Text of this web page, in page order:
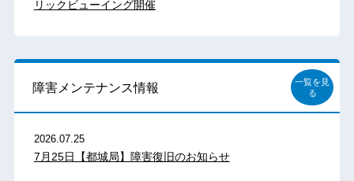
リックビューイング開催
障害メンテナンス情報
一覧を見
る
2026.07.25
7月25日【都城局】障害復旧のお知らせ